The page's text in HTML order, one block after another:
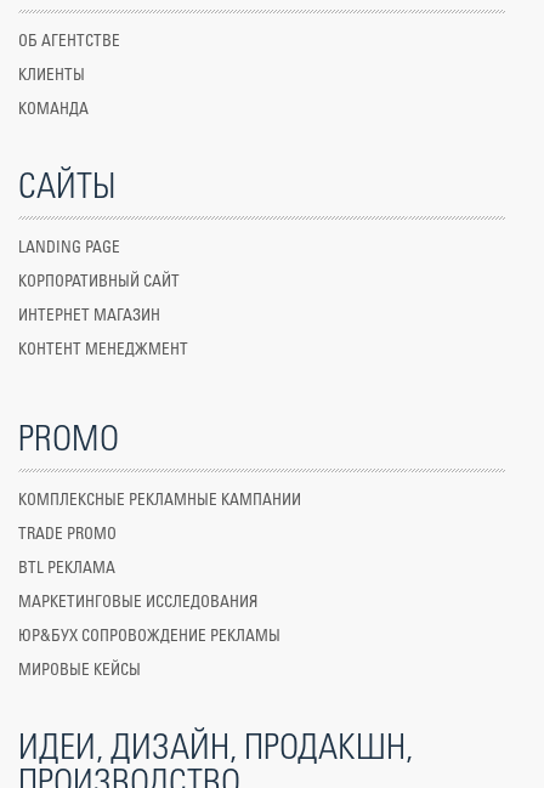
ОБ АГЕНТСТВЕ
КЛИЕНТЫ
КОМАНДА
САЙТЫ
LANDING PAGE
КОРПОРАТИВНЫЙ САЙТ
ИНТЕРНЕТ МАГАЗИН
КОНТЕНТ МЕНЕДЖМЕНТ
PROMO
КОМПЛЕКСНЫЕ РЕКЛАМНЫЕ КАМПАНИИ
TRADE PROMO
BTL РЕКЛАМА
МАРКЕТИНГОВЫЕ ИССЛЕДОВАНИЯ
ЮР&БУХ СОПРОВОЖДЕНИЕ РЕКЛАМЫ
МИРОВЫЕ КЕЙСЫ
ИДЕИ, ДИЗАЙН, ПРОДАКШН,